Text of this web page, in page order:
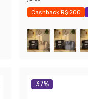
Cashback R$ 200
37%